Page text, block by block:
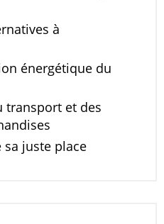
à
énergétique du
transport et des
juste place